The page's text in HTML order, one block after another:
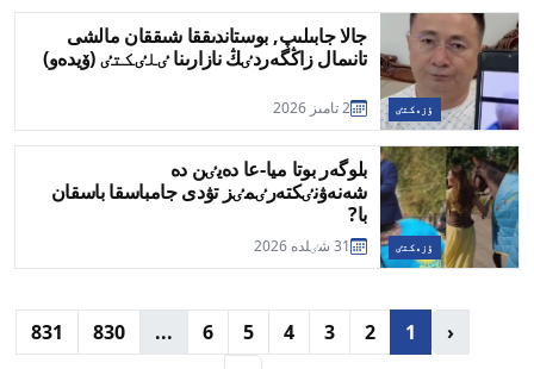
ٶزەكتٸ
جالا جابىلىپ, بوستاندىققا شىققان مالشى
تانىمال زاڭگەردٸڭ نازارىنا ٸلٸكتٸ (ۆيدەو)
2 تامىز 2026
ٶزەكتٸ
بلوگەر بوتا ميا-عا دەيٸن دە
شەنەۋنٸكتەرٸمٸز تۋدى جامباسقا باسقان
با?
31 شٸلدە 2026
‹
1
2
3
4
5
6
...
830
831